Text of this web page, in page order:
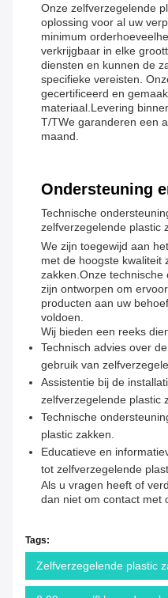
Onze zelfverzegelende
oplossing voor al uw
minimum
verkrijgbaar in elke
diensten en kunnen de
specifieke vereisten.
gecertificeerd en
materiaal.Levering
T/TWe garanderen een
maand.
Ondersteuning
Technische
zelfverzegelende plastic
We zijn toegewijd aan
met de hoogste kwaliteit
zakken.Onze
zijn ontworpen om
producten aan uw
voldoen.
Wij bieden een reeks
Technisch advies over
gebruik van
Assistentie bij de
zelfverzegelende plastic
Technische
plastic zakken.
Educatieve en
tot zelfverzegelende
Als u vragen heeft of
dan niet om contact met
Tags:
Zelfverzegelende plastic